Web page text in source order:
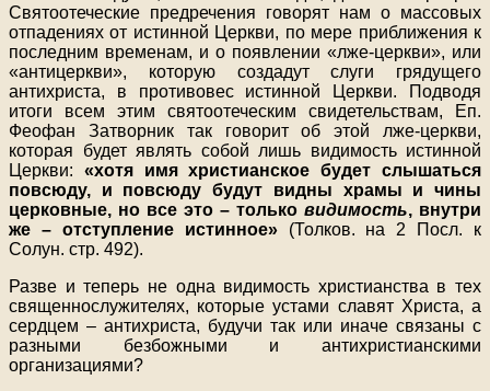
Святоотеческие предречения говорят нам о массовых
отпадениях от истинной Церкви, по мере приближения к
последним временам, и о появлении «лже-церкви», или
«антицеркви», которую создадут слуги грядущего
антихриста, в противовес истинной Церкви. Подводя
итоги всем этим святоотеческим свидетельствам, Еп.
Феофан Затворник так говорит об этой лже-церкви,
которая будет являть собой лишь видимость истинной
Церкви: «хотя имя христианское будет слышаться
повсюду, и повсюду будут видны храмы и чины
церковные, но все это – только видимость, внутри
же – отступление истинное»(Толков. на 2 Посл. к
Солун. стр. 492).
Разве и теперь не одна видимость христианства в тех
священнослужителях, которые устами славят Христа, а
сердцем – антихриста, будучи так или иначе связаны с
разными безбожными и антихристианскими
организациями?